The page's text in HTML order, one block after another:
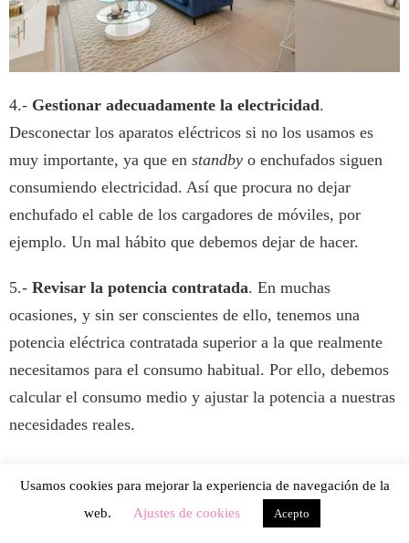
4.- Gestionar adecuadamente la electricidad.
Desconectar los aparatos eléctricos si no los usamos es
muy importante, ya que en standby o enchufados siguen
consumiendo electricidad. Así que procura no dejar
enchufado el cable de los cargadores de móviles, por
ejemplo. Un mal hábito que debemos dejar de hacer.
5.- Revisar la potencia contratada. En muchas
ocasiones, y sin ser conscientes de ello, tenemos una
potencia eléctrica contratada superior a la que realmente
necesitamos para el consumo habitual. Por ello, debemos
calcular el consumo medio y ajustar la potencia a nuestras
necesidades reales.
la hora de comprar electrodomésticos, es importante tener
en cuenta su consumo. Un frigorífico de tipo A+++
Usamos cookies para mejorar la experiencia de navegación de la
web.
Ajustes de cookies Acepto